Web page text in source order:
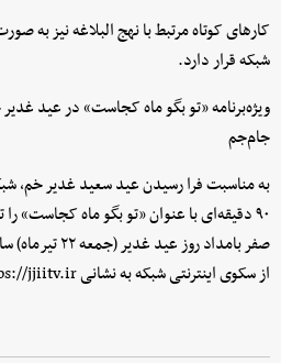
کارهای کوتاه مرتبط با نهج البلاغه نیز به
شبکه قرار دارد.
ویژه‌برنامه «تو بگو ماه کجاست» در عید
جام‌جم
به مناسبت فرا رسیدن عید سعید غدیر خم،
۹۰ دقیقه‌ای با عنوان «تو بگو ماه
از سکوی اینترنتی شبکه به نشانی https://jjiitv.ir پخش خواهد شد.